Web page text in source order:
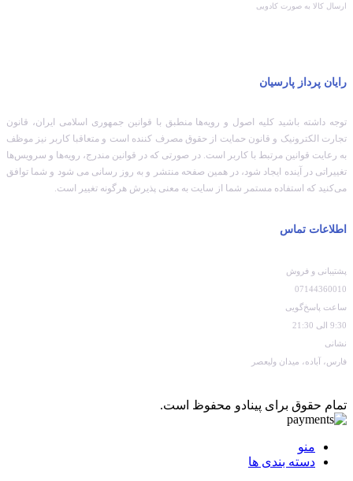
ارسال کالا به صورت کادویی
رایان پرداز پارسیان
توجه داشته باشید کلیه اصول و رویه‏‌ها منطبق با قوانین جمهوری اسلامی ایران، قانون
تجارت الکترونیک و قانون حمایت از حقوق مصرف کننده است و متعاقبا کاربر نیز موظف
به رعایت قوانین مرتبط با کاربر است. در صورتی که در قوانین مندرج، رویه‏‌ها و سرویس‏‌ها
تغییراتی در آینده ایجاد شود، در همین صفحه منتشر و به روز رسانی می شود و شما توافق
می‏‌کنید که استفاده مستمر شما از سایت به معنی پذیرش هرگونه تغییر است.
اطلاعات تماس
پشتیبانی و فروش
07144360010
ساعت پاسخ‌گویی
9:30 الی 21:30
نشانی
فارس، آباده، میدان ولیعصر
تمام حقوق برای پینادو محفوظ است.
منو
دسته بندی ها